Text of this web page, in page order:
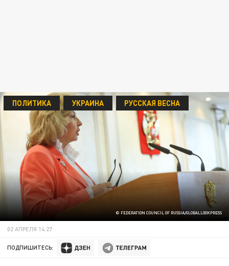
© FEDERATION COUNCIL OF RUSSIA/GLOBALLOOKPRESS
ПОЛИТИКА УКРАИНА РУССКАЯ ВЕСНА
02 АПРЕЛЯ 14:27
ПОДПИШИТЕСЬ: